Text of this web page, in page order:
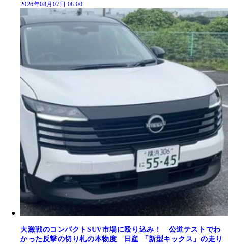
2026年08月07日 08:00
大激戦のコンパクトSUV市場に殴り込み！ 公道テストでわ
かった反撃の切り札の本物度 日産 「新型キックス」の走り